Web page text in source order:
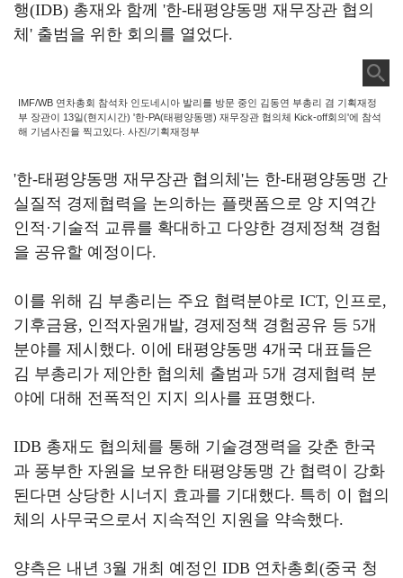
행(IDB) 총재와 함께 '한-태평양동맹 재무장관 협의
체 ' 출범을 위한 회의를 열었다.
IMF/WB 연차총회 참석차 인도네시아 발리를 방문 중인 김동연 부총리 겸 기획재정
부 장관이 13일(현지시간) '한-PA(태평양동맹) 재무장관 협의체 Kick-off회의'에 참석
해 기념사진을 찍고있다. 사진/기획재정부
'한-태평양동맹 재무장관 협의체 '는 한-태평양동맹 간
실질적 경제협력을 논의하는 플랫폼으로 양 지역간
인적 ·기술적 교류를 확대하고 다양한 경제정책 경험
을 공유할 예정이다.
이를 위해 김 부총리는 주요 협력분야로 ICT, 인프로,
기후금융, 인적자원개발, 경제정책 경험공유 등 5개
분야를 제시했다. 이에 태평양동맹 4개국 대표들은
김 부총리가 제안한 협의체 출범과 5개 경제협력 분
야에 대해 전폭적인 지지 의사를 표명했다.
IDB 총재도 협의체를 통해 기술경쟁력을 갖춘 한국
과 풍부한 자원을 보유한 태평양동맹 간 협력이 강화
된다면 상당한 시너지 효과를 기대했다. 특히 이 협의
체의 사무국으로서 지속적인 지원을 약속했다.
양측은 내년 3월 개최 예정인 IDB 연차총회 (중국 청